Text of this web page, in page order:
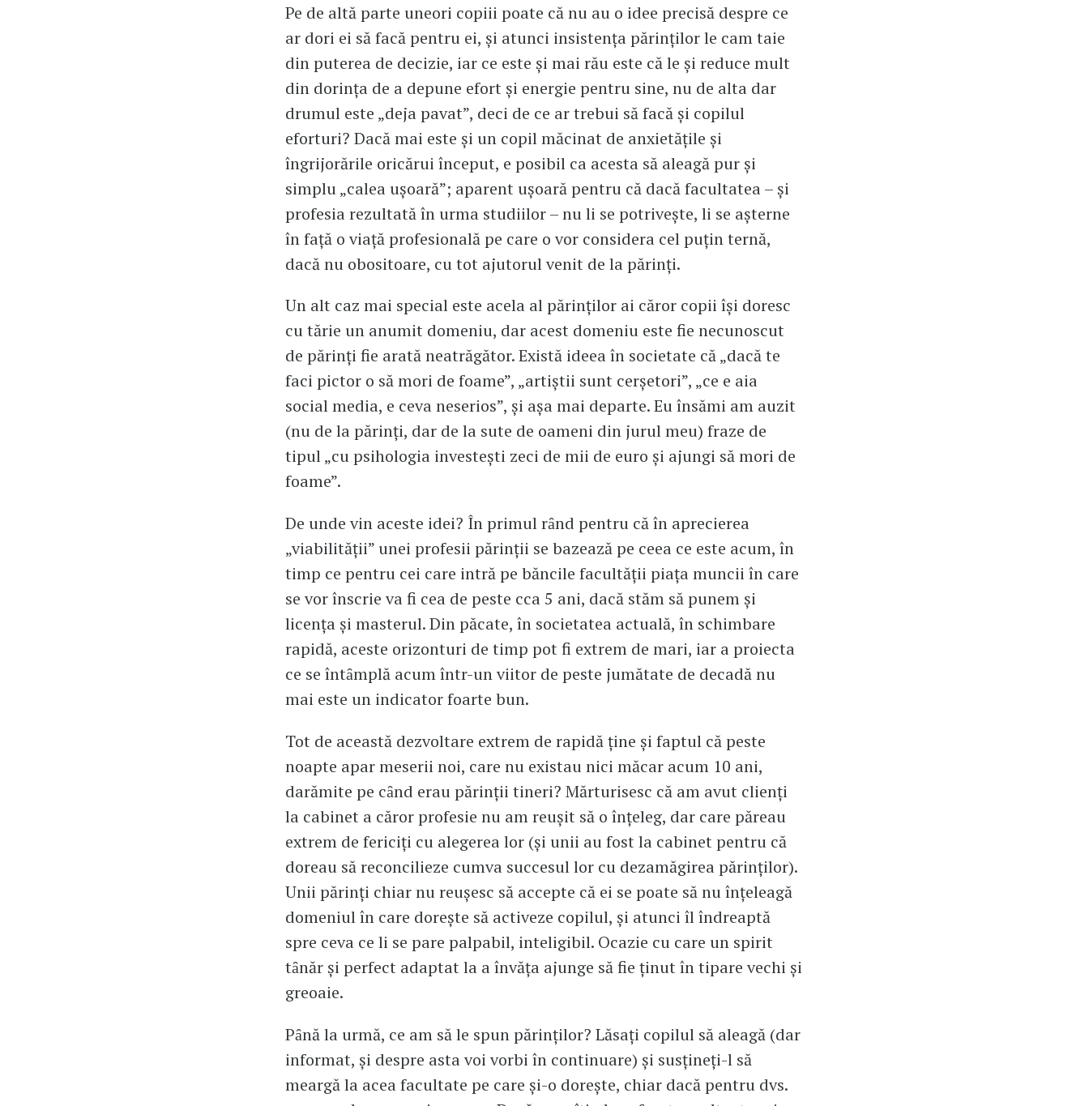
Pe de altă parte uneori copiii poate că nu au o idee precisă despre ce
ar dori ei să facă pentru ei, şi atunci insistenţa părinţilor le cam taie
din puterea de decizie, iar ce este şi mai rău este că le şi reduce mult
din dorinţa de a depune efort şi energie pentru sine, nu de alta dar
drumul este „deja pavat”, deci de ce ar trebui să facă şi copilul
eforturi? Dacă mai este şi un copil măcinat de anxietăţile şi
îngrijorările oricărui început, e posibil ca acesta să aleagă pur şi
simplu „calea uşoară”; aparent uşoară pentru că dacă facultatea – şi
profesia rezultată în urma studiilor – nu li se potriveşte, li se așterne
în faţă o viaţă profesională pe care o vor considera cel puţin ternă,
dacă nu obositoare, cu tot ajutorul venit de la părinţi.
Un alt caz mai special este acela al părinţilor ai căror copii îşi doresc
cu tărie un anumit domeniu, dar acest domeniu este fie necunoscut
de părinţi fie arată neatrăgător. Există ideea în societate că „dacă te
faci pictor o să mori de foame”, „artiştii sunt cerşetori”, „ce e aia
social media, e ceva neserios”, şi aşa mai departe. Eu însămi am auzit
(nu de la părinţi, dar de la sute de oameni din jurul meu) fraze de
tipul „cu psihologia investeşti zeci de mii de euro şi ajungi să mori de
foame”.
De unde vin aceste idei? În primul rȃnd pentru că în aprecierea
„viabilităţii” unei profesii părinţii se bazează pe ceea ce este acum, în
timp ce pentru cei care intră pe băncile facultăţii piaţa muncii în care
se vor înscrie va fi cea de peste cca 5 ani, dacă stăm să punem şi
licenţa şi masterul. Din păcate, în societatea actuală, în schimbare
rapidă, aceste orizonturi de timp pot fi extrem de mari, iar a proiecta
ce se întȃmplă acum într-un viitor de peste jumătate de decadă nu
mai este un indicator foarte bun.
Tot de această dezvoltare extrem de rapidă ţine şi faptul că peste
noapte apar meserii noi, care nu existau nici măcar acum 10 ani,
darămite pe cȃnd erau părinţii tineri? Mărturisesc că am avut clienţi
la cabinet a căror profesie nu am reuşit să o înţeleg, dar care păreau
extrem de fericiţi cu alegerea lor (şi unii au fost la cabinet pentru că
doreau să reconcilieze cumva succesul lor cu dezamăgirea părinţilor).
Unii părinţi chiar nu reuşesc să accepte că ei se poate să nu înţeleagă
domeniul în care doreşte să activeze copilul, şi atunci îl îndreaptă
spre ceva ce li se pare palpabil, inteligibil. Ocazie cu care un spirit
tȃnăr şi perfect adaptat la a învăţa ajunge să fie ţinut în tipare vechi şi
greoaie.
Pȃnă la urmă, ce am să le spun părinţilor? Lăsaţi copilul să aleagă (dar
informat, şi despre asta voi vorbi în continuare) şi susţineţi-l să
meargă la acea facultate pe care şi-o doreşte, chiar dacă pentru dvs.